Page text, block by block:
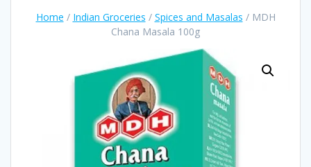
Home / Indian Groceries / Spices and Masalas / MDH
Chana Masala 100g